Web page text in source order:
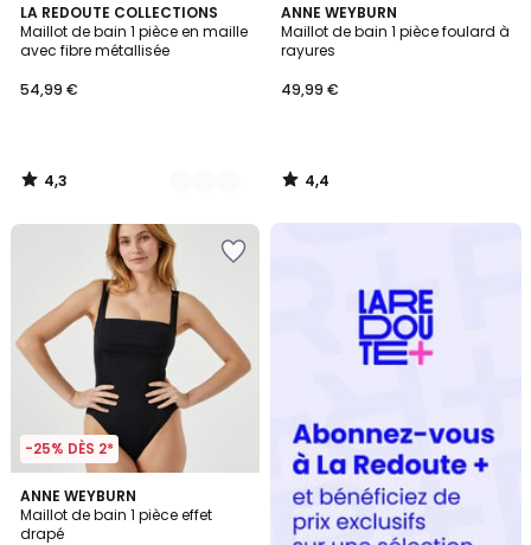
LA REDOUTE COLLECTIONS
Maillot de bain 1 pièce en maille
avec fibre métallisée
54,99 €
4,3
/ 5
2
Couleurs
4,3
/
ANNE WEYBURN
Maillot de bain 1 pièce foulard à
rayures
49,99 €
4,4
/ 5
4,4
/
-25% DÈS 2*
ANNE WEYBURN
Maillot de bain 1 pièce effet
drapé
4
/
5
3
Couleurs